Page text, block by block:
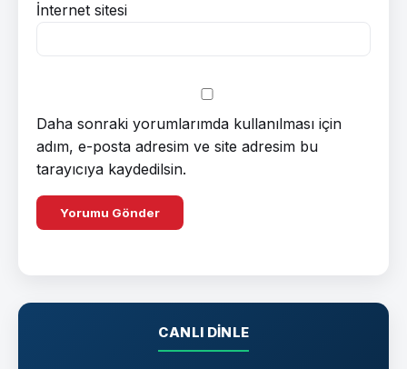
İnternet sitesi
Daha sonraki yorumlarımda kullanılması için
adım, e-posta adresim ve site adresim bu
tarayıcıya kaydedilsin.
CANLI DINLE